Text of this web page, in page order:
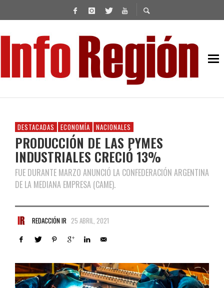
DESTACADAS ECONOMÍA NACIONALES
PRODUCCIÓN DE LAS PYMES
INDUSTRIALES CRECIÓ 13%
FUE DURANTE MARZO ANUNCIÓ LA CONFEDERACIÓN ARGENTINA
DE LA MEDIANA EMPRESA (CAME).
REDACCIÓN IR 25 ABRIL, 2021